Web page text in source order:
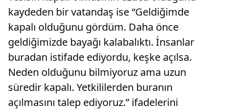
kaydeden bir vatandaş ise “Geldiğimde
kapalı olduğunu gördüm. Daha önce
geldiğimizde bayağı kalabalıktı. İnsanlar
buradan istifade ediyordu, keşke açılsa.
Neden olduğunu bilmiyoruz ama uzun
süredir kapalı. Yetkililerden buranın
açılmasını talep ediyoruz.” ifadelerini